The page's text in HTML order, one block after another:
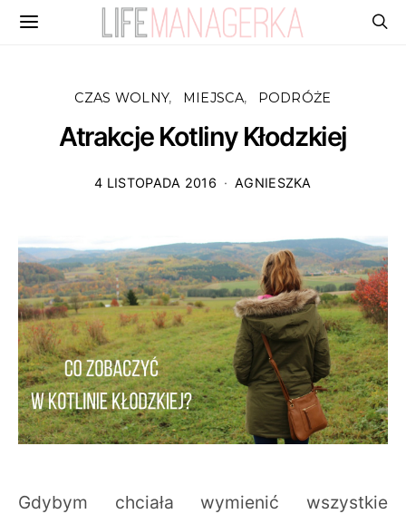
CZAS WOLNY MIEJSCA PODRÓŻE
Atrakcje Kotliny Kłodzkiej
4 LISTOPADA 2016 AGNIESZKA
Gdybym chciała wymienić wszystkie